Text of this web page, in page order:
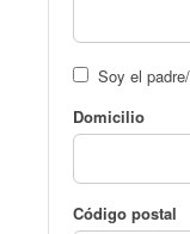
Soy el
Domicilio
Código postal